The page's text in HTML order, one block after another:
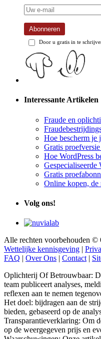
Abonneren
Door u gratis in te
Interessante Artikelen
Fraude en
Hoe bescherm je
Gratis
Hoe WordPress
Gespecialiseerde
Gratis
Online kopen,
Volg ons!
Alle rechten voorbehouden
Wettelijke kennisgeving |
FAQ | Over Ons | Contact |
Oplichterij Of Betrouwbaar:
team publiceert analyses,
reflexen aan te nemen
Het doel: bijdragen aan de
bieden, gebaseerd op de
Transparantieverklaring: Om
op de weergegeven prijs en